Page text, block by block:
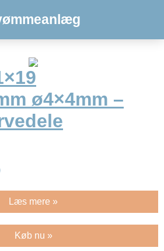
ø4×4mm –
Læs mere »
Køb nu »